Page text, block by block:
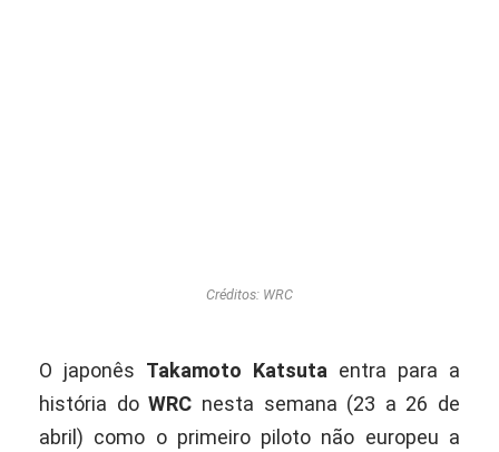
Créditos: WRC
O japonês Takamoto Katsuta entra para a
história doWRC nesta semana (23 a 26 de
abril) como o primeiro piloto não europeu a